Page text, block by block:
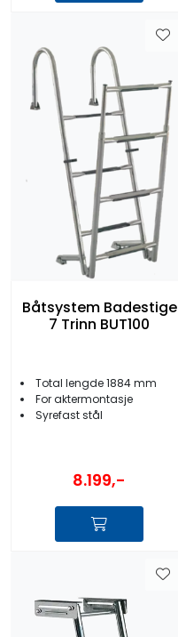
Båtsystem Badestige
7 Trinn BUT100
Total lengde 1884 mm
For aktermontasje
Syrefast stål
8.199,-